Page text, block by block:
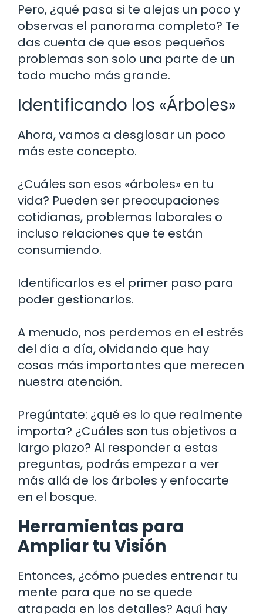
Pero, ¿qué pasa si te alejas un poco y
observas el panorama completo? Te
das cuenta de que esos pequeños
problemas son solo una parte de un
todo mucho más grande.
Identificando los «Árboles»
Ahora, vamos a desglosar un poco
más este concepto.
¿Cuáles son esos «árboles» en tu
vida? Pueden ser preocupaciones
cotidianas, problemas laborales o
incluso relaciones que te están
consumiendo.
Identificarlos es el primer paso para
poder gestionarlos.
A menudo, nos perdemos en el estrés
del día a día, olvidando que hay
cosas más importantes que merecen
nuestra atención.
Pregúntate: ¿qué es lo que realmente
importa? ¿Cuáles son tus objetivos a
largo plazo? Al responder a estas
preguntas, podrás empezar a ver
más allá de los árboles y enfocarte
en el bosque.
Herramientas para
Ampliar tu Visión
Entonces, ¿cómo puedes entrenar tu
mente para que no se quede
atrapada en los detalles? Aquí hay